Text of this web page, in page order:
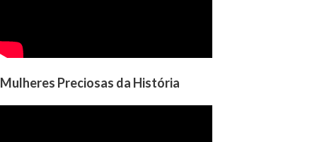
Mulheres Preciosas da História